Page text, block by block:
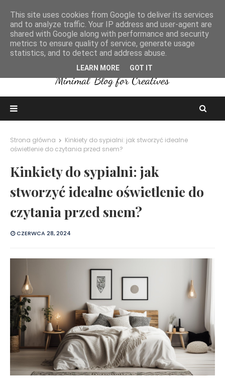
Strona główna
Kinkiety do sypialni: jak stworzyć idealne
oświetlenie do czytania przed snem?
Kinkiety do sypialni: jak
stworzyć idealne oświetlenie do
czytania przed snem?
CZERWCA 28, 2024
This site uses cookies from Google to deliver its services
and to analyze traffic. Your IP address and user-agent are
shared with Google along with performance and security
metrics to ensure quality of service, generate usage
statistics, and to detect and address abuse.
LEARN MORE GOT IT